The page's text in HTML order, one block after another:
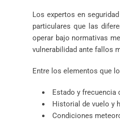
Los expertos en
particulares que las
operar bajo normativas
vulnerabilidad ante fallos
Entre los elementos que
Estado y frecuencia
Historial de vuelo y
Condiciones